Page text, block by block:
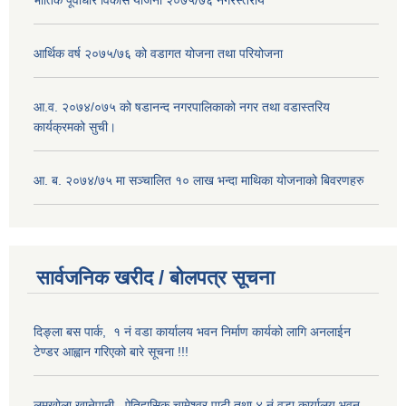
आर्थिक वर्ष २०७५/७६ को वडागत योजना तथा परियोजना
आ.व. २०७४/०७५ को षडानन्द नगरपालिकाको नगर तथा वडास्तरिय
कार्यक्रमको सुची।
आ. ब. २०७४/७५ मा सञ्चालित १० लाख भन्दा माथिका योजनाको बिवरणहरु
सार्वजनिक खरीद / बोलपत्र सूचना
दिङ्ला बस पार्क, १ नं वडा कार्यालय भवन निर्माण कार्यको लागि अनलाईन
टेण्डर आह्वान गरिएको बारे सूचना !!!